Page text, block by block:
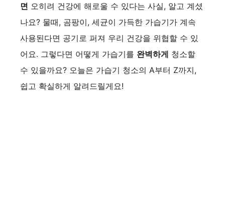
면 오히려 건강에 해로울 수 있다는 사실, 알고 계셨
나요? 물때, 곰팡이, 세균이 가득한 가습기가 계속
사용된다면 공기로 퍼져 우리 건강을 위협할 수 있
어요. 그렇다면 어떻게 가습기를 완벽하게 청소할
수 있을까요? 오늘은 가습기 청소의 A부터 Z까지,
쉽고 확실하게 알려드릴게요!